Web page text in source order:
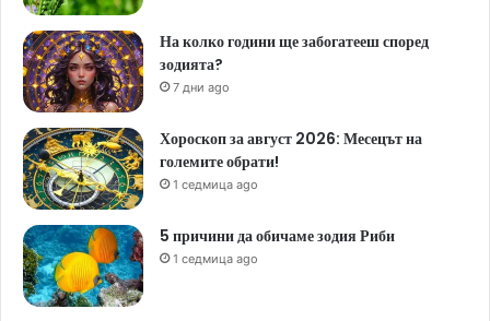
На колко години ще забогатееш според
зодията?
7 дни ago
Хороскоп за август 2026: Месецът на
големите обрати!
1 седмица ago
5 причини да обичаме зодия Риби
1 седмица ago